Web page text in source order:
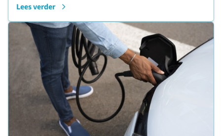
Lees verder